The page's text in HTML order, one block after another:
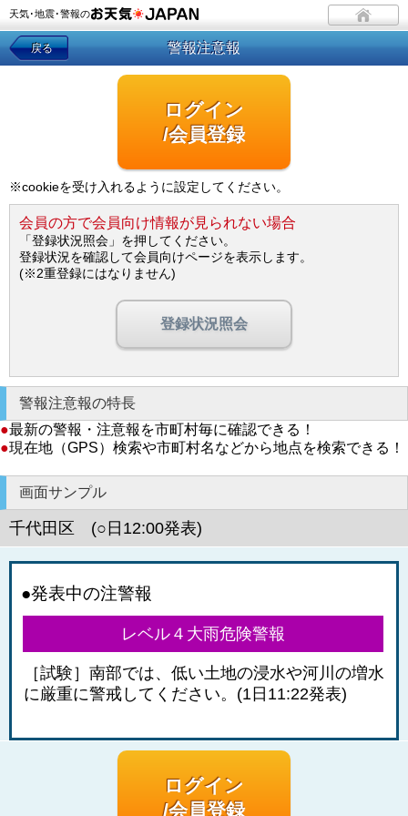
天気･地震･警報の
戻る 警報注意報
ログイン
/会員登録
※cookieを受け入れるように設定してください。
会員の方で会員向け情報が見られない場合
「登録状況照会」を押してください。
登録状況を確認して会員向けページを表示します。
(※2重登録にはなりません)
登録状況照会
警報注意報の特長
●最新の警報・注意報を市町村毎に確認できる！
●現在地（GPS）検索や市町村名などから地点を検索できる！
画面サンプル
千代田区 (○日12:00発表)
●発表中の注警報
レベル４大雨危険警報
［試験］南部では、低い土地の浸水や河川の増水
に厳重に警戒してください。(1日11:22発表)
ログイン
/会員登録